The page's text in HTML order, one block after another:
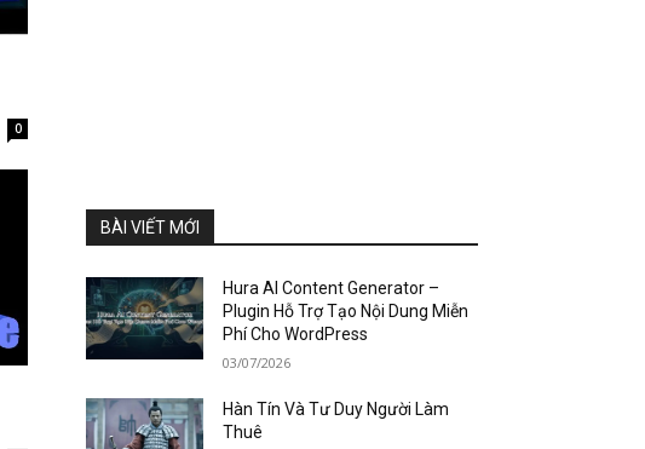
0
BÀI VIẾT MỚI
Hura AI Content Generator –
Plugin Hỗ Trợ Tạo Nội Dung Miễn
Phí Cho WordPress
03/07/2026
Hàn Tín Và Tư Duy Người Làm
Thuê